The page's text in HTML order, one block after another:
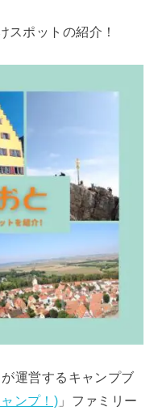
ポットの紹介！
運営するキャンプブ
ンプ！) 」ファミリー